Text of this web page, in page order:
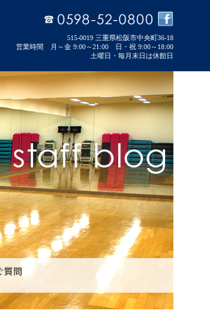
515-0019 三重県松阪市中央町36-18
営業時間 月～金 9:00～21:00 日・祝 9:00～18:00
土曜日・毎月末日は休館日